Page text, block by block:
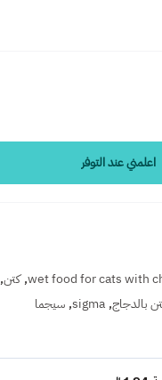
اعلمني عند التوفر
wet food for cats with
,كتن,
بالدجاج,
sigma
,سيجما